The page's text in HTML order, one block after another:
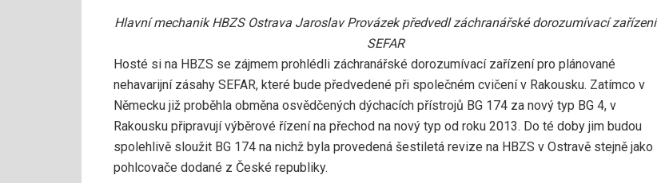
Hlavní mechanik HBZS Ostrava Jaroslav Provázek předvedl záchranářské dorozumívací zařízení
SEFAR
Hosté si na HBZS se zájmem prohlédli záchranářské dorozumívací zařízení pro plánované
nehavarijní zásahy SEFAR, které bude předvedené při společném cvičení v Rakousku. Zatímco v
Německu již proběhla obměna osvědčených dýchacích přístrojů BG 174 za nový typ BG 4, v
Rakousku připravují výběrové řízení na přechod na nový typ od roku 2013. Do té doby jim budou
spolehlivě sloužit BG 174 na nichž byla provedená šestiletá revize na HBZS v Ostravě stejně jako
pohlcovače dodané z České republiky.